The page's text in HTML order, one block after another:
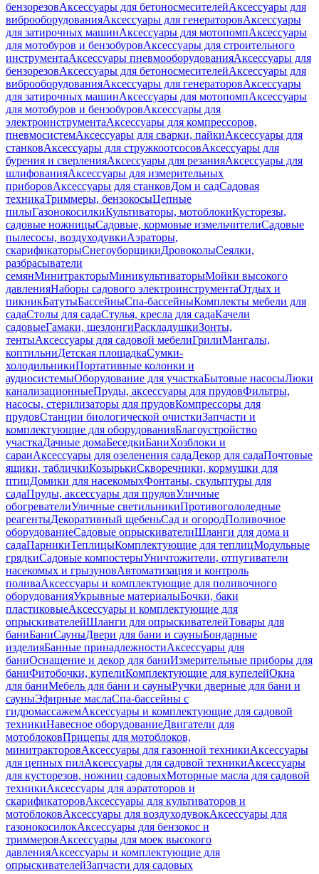
бензорезовАксессуары для бетоносмесителейАксессуары для
виброоборудованияАксессуары для генераторовАксессуары
для затирочных машинАксессуары для мотопомпАксессуары
для мотобуров и бензобуровАксессуары для строительного
инструментаАксессуары пневмооборудованияАксессуары для
бензорезовАксессуары для бетоносмесителейАксессуары для
виброоборудованияАксессуары для генераторовАксессуары
для затирочных машинАксессуары для мотопомпАксессуары
для мотобуров и бензобуровАксессуары для
электроинструментаАксессуары для компрессоров,
пневмосистемАксессуары для сварки, пайкиАксессуары для
станковАксессуары для стружкоотсосовАксессуары для
бурения и сверленияАксессуары для резанияАксессуары для
шлифованияАксессуары для измерительных
приборовАксессуары для станковДом и садСадовая
техникаТриммеры, бензокосыЦепные
пилыГазонокосилкиКультиваторы, мотоблокиКусторезы,
садовые ножницыСадовые, кормовые измельчителиСадовые
пылесосы, воздуходувкиАэраторы,
скарификаторыСнегоуборщикиДровоколыСеялки,
разбрасыватели
семянМинитракторыМиникультиваторыМойки высокого
давленияНаборы садового электроинструментаОтдых и
пикникБатутыБассейныСпа-бассейныКомплекты мебели для
садаСтолы для садаСтулья, кресла для садаКачели
садовыеГамаки, шезлонгиРаскладушкиЗонты,
тентыАксессуары для садовой мебелиГрилиМангалы,
коптильниДетская площадкаСумки-
холодильникиПортативные колонки и
аудиосистемыОборудование для участкаБытовые насосыЛюки
канализационныеПруды, аксессуары для прудовФильтры,
насосы, стерилизаторы для прудовКомпрессоры для
прудовСтанции биологической очисткиЗапчасти и
комплектующие для оборудованияБлагоустройство
участкаДачные домаБеседкиБаниХозблоки и
сараиАксессуары для озеленения садаДекор для садаПочтовые
ящики, табличкиКозырькиСкворечники, кормушки для
птицДомики для насекомыхФонтаны, скульптуры для
садаПруды, аксессуары для прудовУличные
обогревателиУличные светильникиПротивогололедные
реагентыДекоративный щебеньСад и огородПоливочное
оборудованиеСадовые опрыскивателиШланги для дома и
садаПарникиТеплицыКомплектующие для теплицМодульные
грядкиСадовые компостерыУничтожители, отпугиватели
насекомых и грызуновАвтоматизация и контроль
поливаАксессуары и комплектующие для поливочного
оборудованияУкрывные материалыБочки, баки
пластиковыеАксессуары и комплектующие для
опрыскивателейШланги для опрыскивателейТовары для
баниБаниСауныДвери для бани и сауныБондарные
изделияБанные принадлежностиАксессуары для
баниОснащение и декор для баниИзмерительные приборы для
баниФитобочки, купелиКомплектующие для купелейОкна
для баниМебель для бани и сауныРучки дверные для бани и
сауныЭфирные маслаСпа-бассейны с
гидромассажемАксессуары и комплектующие для садовой
техникиНавесное оборудованиеДвигатели для
мотоблоковПрицепы для мотоблоков,
минитракторовАксессуары для газонной техникиАксессуары
для цепных пилАксессуары для садовой техникиАксессуары
для кусторезов, ножниц садовыхМоторные масла для садовой
техникиАксессуары для аэратоторов и
скарификаторовАксессуары для культиваторов и
мотоблоковАксессуары для воздуходувокАксессуары для
газонокосилокАксессуары для бензокос и
триммеровАксессуары для моек высокого
давленияАксессуары и комплектующие для
опрыскивателейЗапчасти для садовых